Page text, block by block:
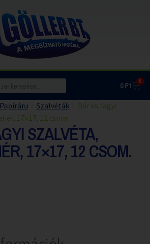
0Ft 0
Papíráru Szalvéták
Bár és fagyi
17×17, 12 csom.
SZALVÉTA,
17×17, 12 CSOM.